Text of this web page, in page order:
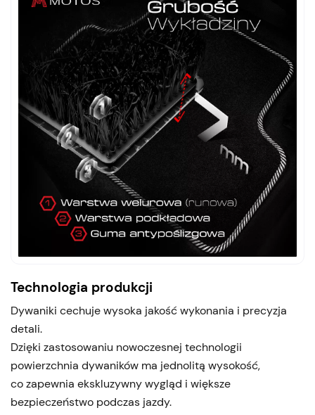
Technologia produkcji
Dywaniki cechuje wysoka jakość wykonania i precyzja
detali.
Dzięki zastosowaniu nowoczesnej technologii
powierzchnia dywaników ma jednolitą wysokość,
co zapewnia ekskluzywny wygląd i większe
bezpieczeństwo podczas jazdy.